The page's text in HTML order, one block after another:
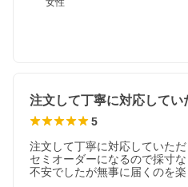
☆セミオーダーについて☆
●サイズオーダー：お客様のサイ
能。注文前に当店までご連絡くだ
女性
5
注文して丁寧に対応していただ
セミオーダーになるので採寸
不安でしたが無事に届くのを